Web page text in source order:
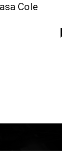
Cole